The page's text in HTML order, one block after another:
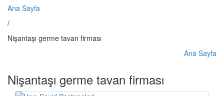
Ana Sayfa
/
Nişantaşı germe tavan firması
Ana Sayfa
Nişantaşı germe tavan firması